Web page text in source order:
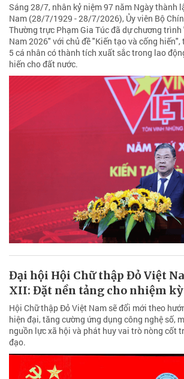
Sáng 28/7, nhân kỷ niệm 97 năm Ngày thành
Nam (28/7/1929 - 28/7/2026), Ủy viên Bộ
Thường trực Phạm Gia Túc đã dự chương
Nam 2026" với chủ đề "Kiến tạo và cống
5 cá nhân có thành tích xuất sắc trong lao
hiến cho đất nước.
Đại hội Hội Chữ thập Đỏ Việt
XII: Đặt nền tảng cho nhiệm
Hội Chữ thập Đỏ Việt Nam sẽ đổi mới theo
hiện đại, tăng cường ứng dụng công nghệ số,
nguồn lực xã hội và phát huy vai trò nòng cốt
đạo.